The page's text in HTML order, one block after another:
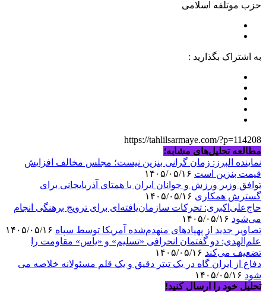
حزب موتلفه اسلامی
به اشتراک بگذارید :
https://tahlilsarmaye.com/?p=114208
مطالعه تحلیل‌های مشابه؛
نماینده البرز: زمان گرانی بنزین نیست؛ مجلس مخالف افزایش
قیمت بنزین است
توافق وزیر ورزش و جوانان ایران با همتای آذربایجانی برای
گسترش همکاری
حاج‌علی‌اکبری: تحرکات سازمان‌یافته‌ای برای ترویج برهنگی انجام
می‌شود
تصاویر جدید از پهپادهای منهدم‌شده آمریکا توسط سپاه
علم‌الهدی: دو گفتمان انحرافی «تسلیم» و «یاس» مقاومت را
تضعیف می‌کند
دفاع از ایران گاه در یک تیتر دقیق و یک قلم مسئولانه خلاصه می
شود
تحلیل خود را ارسال کنید!